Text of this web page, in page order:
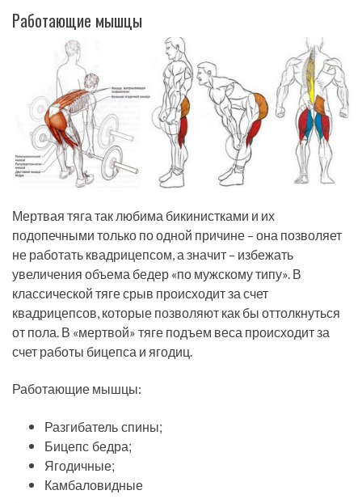
Работающие мышцы
Мертвая тяга так любима бикинистками и их
подопечными только по одной причине – она позволяет
не работать квадрицепсом, а значит – избежать
увеличения объема бедер «по мужскому типу». В
классической тяге срыв происходит за счет
квадрицепсов, которые позволяют как бы оттолкнуться
от пола. В «мертвой» тяге подъем веса происходит за
счет работы бицепса и ягодиц.
Работающие мышцы:
Разгибатель спины;
Бицепс бедра;
Ягодичные;
Камбаловидные